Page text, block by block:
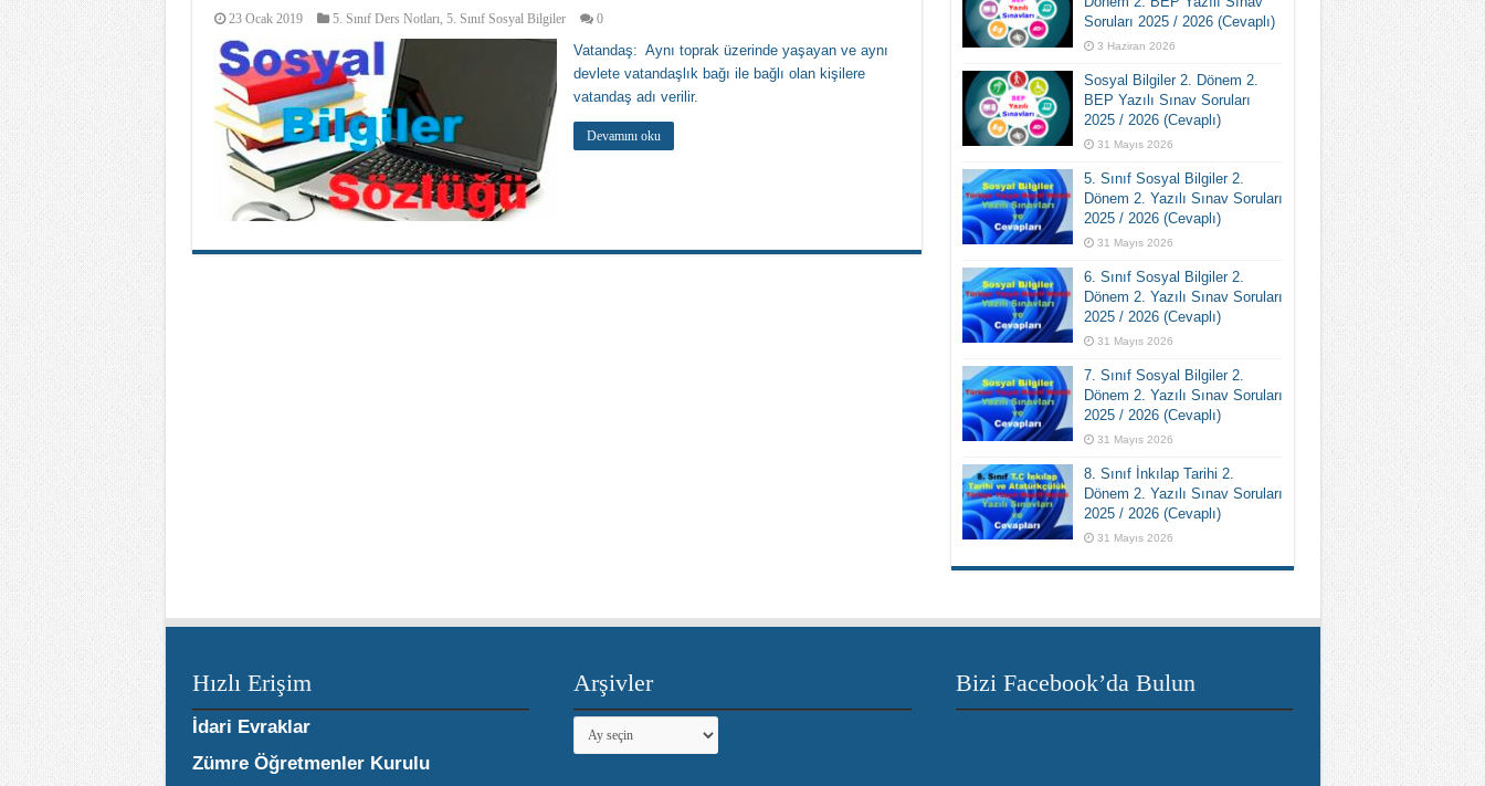
23 Ocak 2019 5. Sınıf Ders Notları, 5. Sınıf Sosyal Bilgiler 0
Vatandaş: Aynı toprak üzerinde yaşayan ve aynı
devlete vatandaşlık bağı ile bağlı olan kişilere
vatandaş adı verilir.
Devamını oku
Soruları 2025 / 2026 (Cevaplı)
3 Haziran 2026
Sosyal Bilgiler 2. Dönem 2.
BEP Yazılı Sınav Soruları
2025 / 2026 (Cevaplı)
31 Mayıs 2026
5. Sınıf Sosyal Bilgiler 2.
Dönem 2. Yazılı Sınav Soruları
2025 / 2026 (Cevaplı)
31 Mayıs 2026
6. Sınıf Sosyal Bilgiler 2.
Dönem 2. Yazılı Sınav Soruları
2025 / 2026 (Cevaplı)
31 Mayıs 2026
7. Sınıf Sosyal Bilgiler 2.
Dönem 2. Yazılı Sınav Soruları
2025 / 2026 (Cevaplı)
31 Mayıs 2026
8. Sınıf İnkılap Tarihi 2.
Dönem 2. Yazılı Sınav Soruları
2025 / 2026 (Cevaplı)
31 Mayıs 2026
Hızlı Erişim
İdari Evraklar
Zümre Öğretmenler Kurulu
Arşivler
Arşivler
Bizi Facebook’da Bulun